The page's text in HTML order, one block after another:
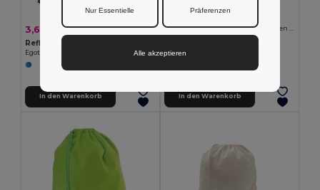
3,65 € 3,87 € -5%
Egotier 92798
In den Warenkorb
6,15 €
In den Warenkorb
Nur Essentielle Präferenzen
Alle akzeptieren